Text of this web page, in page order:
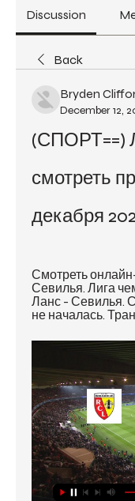
Discussion
Back
Bryden
December 12,
(СПОРТ==)
смотреть
декабря
Смотреть
Севилья. Лига
Ланс - Севилья.
не началась.